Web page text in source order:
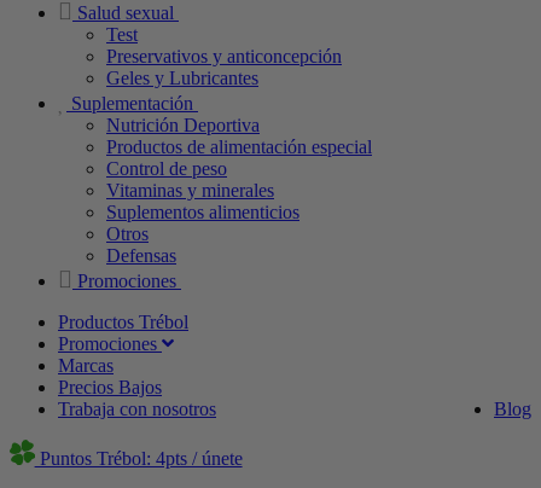
Salud sexual
Test
Preservativos y anticoncepción
Geles y Lubricantes
Suplementación
Nutrición Deportiva
Productos de alimentación especial
Control de peso
Vitaminas y minerales
Suplementos alimenticios
Otros
Defensas
Promociones
Productos Trébol
Promociones
Marcas
Precios Bajos
Blog
Trabaja con nosotros
Puntos Trébol: 4pts / únete